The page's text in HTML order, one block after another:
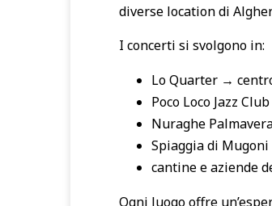
diverse location di
I concerti si svolgono in:
Lo Quarter →
Poco Loco Jazz
Nuraghe
Spiaggia di
cantine e aziende
Ogni luogo offre